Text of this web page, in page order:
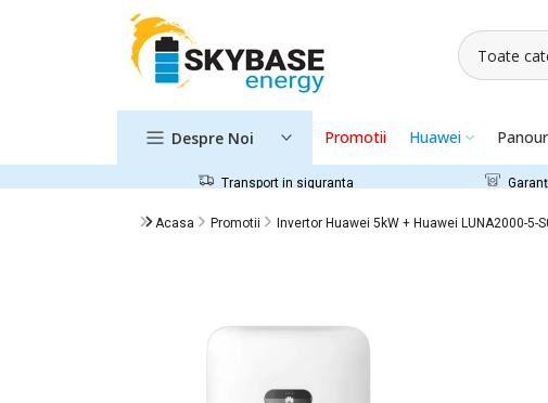
Despre Noi Promotii Huawei
Transport in siguranta
Acasa Promotii Invertor Huawei 5kW + Huawei LUNA2000-5-